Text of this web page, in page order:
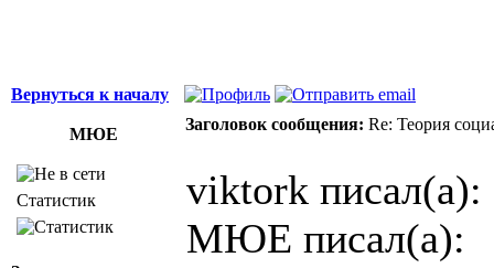
Вернуться к началу
МЮЕ
Заголовок сообщения: Re: Теория
Статистик
viktork писал(а):
МЮЕ писал(а):